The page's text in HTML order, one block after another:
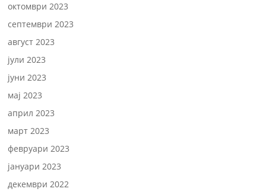
октомври 2023
септември 2023
август 2023
јули 2023
јуни 2023
мај 2023
април 2023
март 2023
февруари 2023
јануари 2023
декември 2022